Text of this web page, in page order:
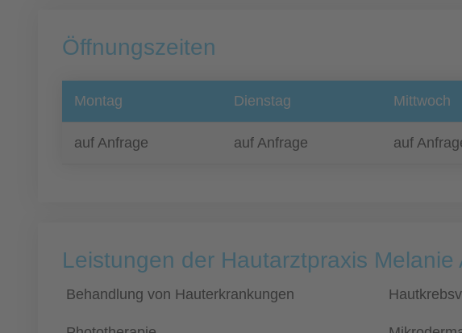
Öffnungszeiten
Montag Dienstag Mittwoch
auf Anfrage auf Anfrage auf
Leistungen der Hautarztpraxis
Behandlung von Hauterkrankungen